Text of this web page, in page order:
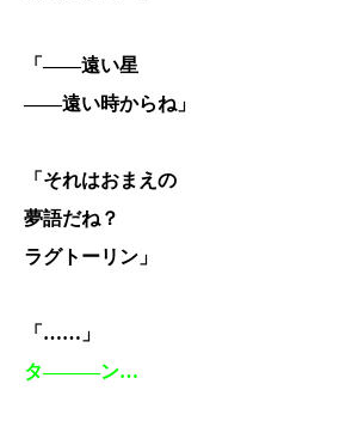
「――遠い星
――遠い時からね」
「それはおまえの
夢語だね？
ラグトーリン」
「……」
タ―――ン…